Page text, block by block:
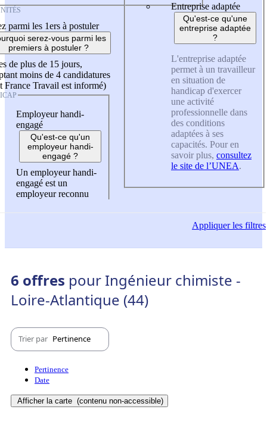
parmi les 1ers à postuler
serez-vous parmi les
premiers à postuler ?
de plus de 15 jours,
moins de 4 candidatures
France Travail est informé)
Employeur handi-
engagé
Qu'est-ce qu'un
employeur handi-
engagé ?
Un employeur handi-
engagé est un
employeur reconnu
Entreprise adaptée
Qu'est-ce qu'une
entreprise adaptée
?
L'entreprise adaptée
permet à un travailleur
en situation de
handicap d'exercer
une activité
professionnelle dans
des conditions
adaptées à ses
capacités. Pour en
savoir plus, consultez
le site de l’UNEA.
Appliquerles filtres
6 offres pour Ingénieur chimiste -
Loire-Atlantique (44)
Trier par Pertinence
Pertinence
Date
Afficher la carte (contenu non-accessible)